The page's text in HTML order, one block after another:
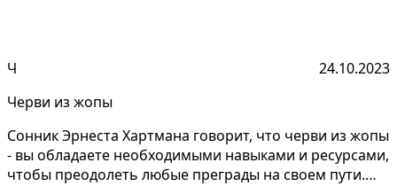
Ч
24.10.2023
Черви из жопы
Сонник Эрнеста Хартмана говорит, что черви из жопы
- вы обладаете необходимыми навыками и ресурсами,
чтобы преодолеть любые преграды на своем пути.